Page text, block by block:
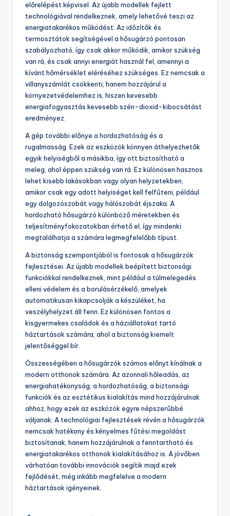
előrelépést képvisel. Az újabb modellek fejlett
technológiával rendelkeznek, amely lehetővé teszi az
energiatakarékos működést. Az időzítők és
termosztátok segítségével a hősugárzó pontosan
szabályozható, így csak akkor működik, amikor szükség
van rá, és csak annyi energiát használ fel, amennyi a
kívánt hőmérséklet eléréséhez szükséges. Ez nemcsak a
villanyszámlát csökkenti, hanem hozzájárul a
környezetvédelemhez is, hiszen kevesebb
energiafogyasztás kevesebb szén-dioxid-kibocsátást
eredményez.
A gép további előnye a hordozhatóság és a
rugalmasság. Ezek az eszközök könnyen áthelyezhetők
egyik helyiségből a másikba, így ott biztosítható a
meleg, ahol éppen szükség van rá. Ez különösen hasznos
lehet kisebb lakásokban vagy olyan helyzetekben,
amikor csak egy adott helyiséget kell felfűteni, például
egy dolgozószobát vagy hálószobát éjszaka. A
hordozható hősugárzó különböző méretekben és
teljesítményfokozatokban érhető el, így mindenki
megtalálhatja a számára legmegfelelőbb típust.
A biztonság szempontjából is fontosak a hősugárzók
fejlesztései. Az újabb modellek beépített biztonsági
funkciókkal rendelkeznek, mint például a túlmelegedés
elleni védelem és a borulásérzékelő, amelyek
automatikusan kikapcsolják a készüléket, ha
veszélyhelyzet áll fenn. Ez különösen fontos a
kisgyermekes családok és a háziállatokat tartó
háztartások számára, ahol a biztonság kiemelt
jelentőséggel bír.
Összességében a hősugárzók számos előnyt kínálnak a
modern otthonok számára. Az azonnali hőleadás, az
energiahatékonyság, a hordozhatóság, a biztonsági
funkciók és az esztétikus kialakítás mind hozzájárulnak
ahhoz, hogy ezek az eszközök egyre népszerűbbé
váljanak. A technológiai fejlesztések révén a hősugárzók
nemcsak hatékony és kényelmes fűtési megoldást
biztosítanak, hanem hozzájárulnak a fenntartható és
energiatakarékos otthonok kialakításához is. A jövőben
várhatóan további innovációk segítik majd ezek
fejlődését, még inkább megfelelve a modern
háztartások igényeinek.